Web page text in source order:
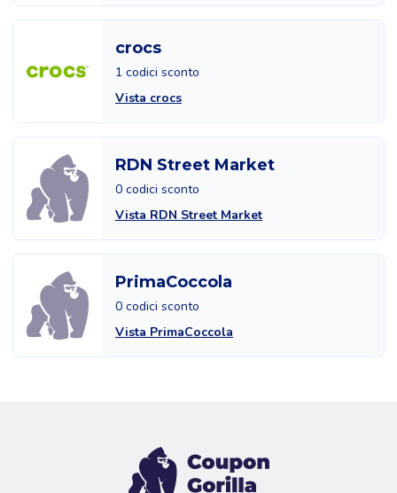
crocs
1 codici sconto
Vista crocs
RDN Street Market
0 codici sconto
Vista RDN Street Market
PrimaCoccola
0 codici sconto
Vista PrimaCoccola